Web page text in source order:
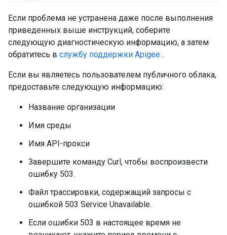
Если проблема не устранена даже после выполнения
приведенных выше инструкций, соберите
следующую диагностическую информацию, а затем
обратитесь в службу поддержки Apigee .
Если вы являетесь пользователем публичного облака,
предоставьте следующую информацию:
Название организации
Имя среды
Имя API-прокси
Завершите команду Curl, чтобы воспроизвести
ошибку 503.
Файл трассировки, содержащий запросы с
ошибкой 503 Service Unavailable.
Если ошибки 503 в настоящее время не